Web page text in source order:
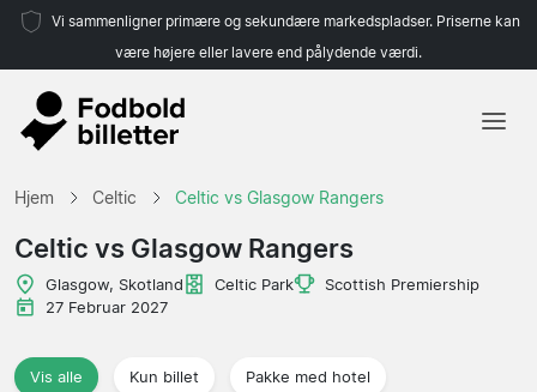
Vi sammenligner primære og sekundære markedspladser. Priserne kan
være højere eller lavere end pålydende værdi.
Hjem Celtic Celtic vs Glasgow Rangers
Celtic vs Glasgow Rangers
Glasgow, Skotland Celtic Park
Scottish Premiership
27 Februar 2027
Vis alle Kun billet Pakke med hotel